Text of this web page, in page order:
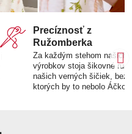
Precíznosť z
Ružomberka
Za každým stehom našich
výrobkov stoja šikovné ruky
našich verných šičiek, bez
ktorých by to nebolo Áčko.